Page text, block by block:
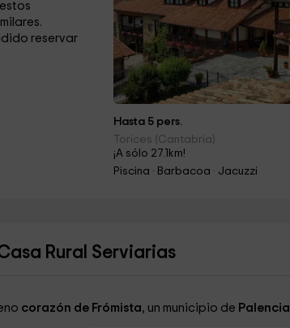
reservar
Hasta 5 pers.
Torices (Cantabria)
¡A sólo 27.1km!
Piscina · Barbacoa · Jacuzzi
Rural Serviarias
corazón de Frómista, un municipio de Palencia